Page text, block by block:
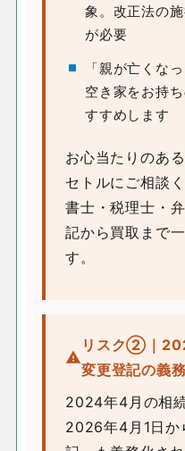
象。改正法の
が必要
「親が亡くな
空き家をお持
すすめします
お心当たりのあ
セトルにご相談
書士・税理士・
記から買取まで
す。
リスク②｜
変更登記の義
2024年4月の相
2026年4月1日か